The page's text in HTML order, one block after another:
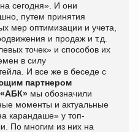
сегодня». И они
путем принятия
мер оптимизации и учета,
и продаж и т.д.
точек» и способов их
в силу
И все же в беседе с
партнером
мы обозначили
моменты и актуальные
карандаше» у топ-
По многим из них на